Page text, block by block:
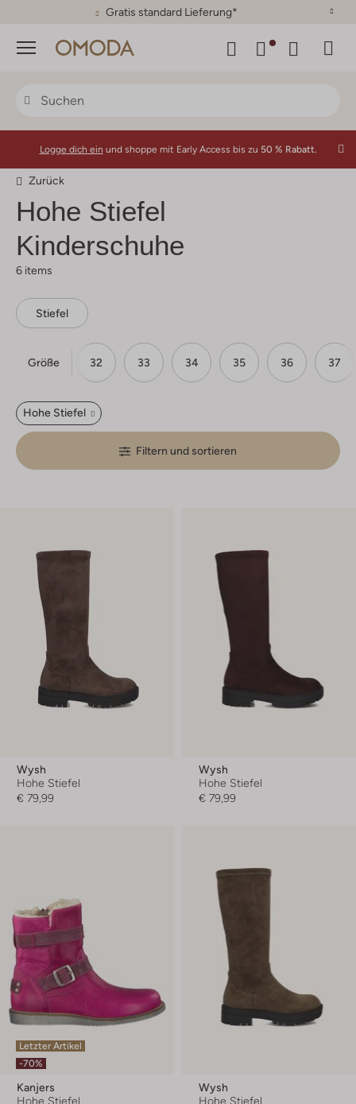
30 Tage Rückgaberecht
Menü
Logge dich ein und shoppe mit Early Access bis zu 50 % Rabatt.
Zurück
Hohe Stiefel
Kinderschuhe
6 items
Stiefel
Größe
31 32 33 34 35 36 37
Hohe Stiefel
Filtern und sortieren
Wysh
Hohe Stiefel
€ 79,99
Wysh
Hohe Stiefel
€ 79,99
Letzter Artikel
-70%
Kanjers
Hohe Stiefel
Wysh
Hohe Stiefel